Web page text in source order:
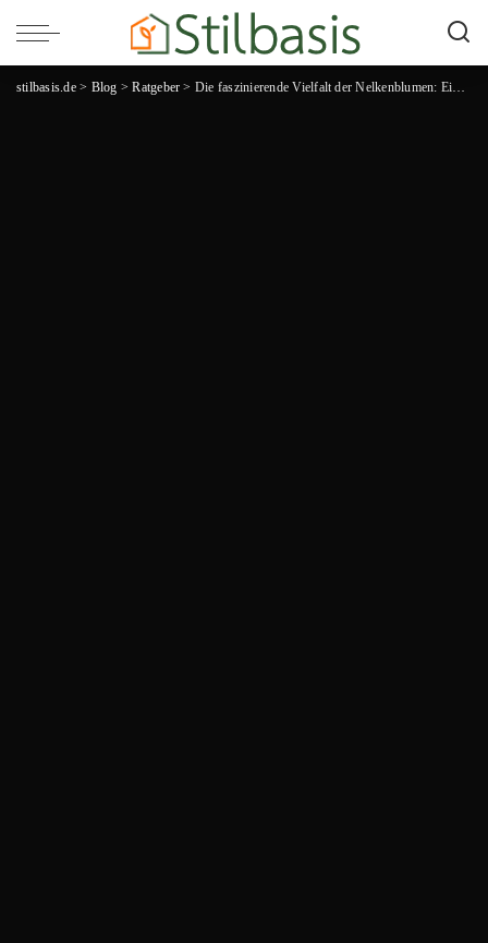
stilbasis.de> Blog >Ratgeber > Die faszinierende Vielfalt der Nelkenblumen: Eine blühende Inspiration für jeden Gartenliebhaber